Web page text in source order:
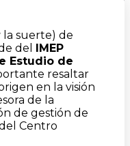
suerte) de
del IMEP
Estudio de
resaltar
en la visión
de la
de gestión de
Centro